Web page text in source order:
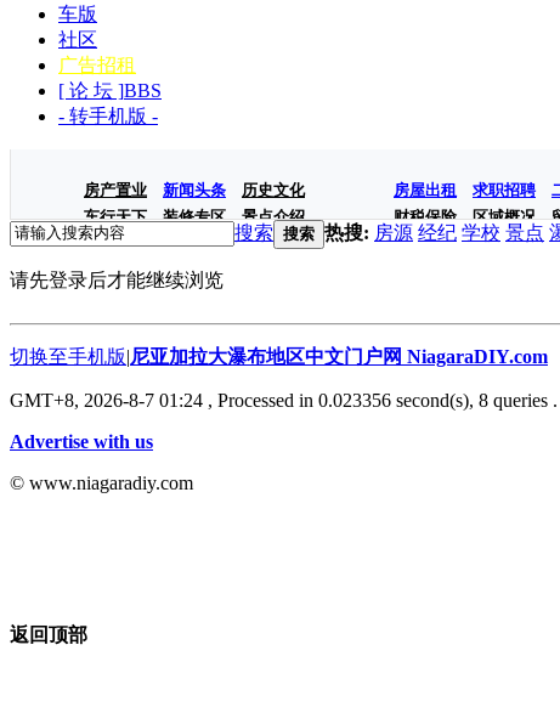
车版
社区
广告招租
[ 论 坛 ]BBS
- 转手机版 -
房产置业 新闻头条
历史文化
车行天下
装修专区 景点介绍
房屋出租 求职招聘
财税保险
区域概况
搜索 搜索 热搜: 房源 经纪 学校 景点
请先登录后才能继续浏览
切换至手机版|尼亚加拉大瀑布地区中文门户网 NiagaraDIY.com
GMT+8, 2026-8-7 01:24 , Processed in 0.023356 second(s), 8 queries .
Advertise with us
© www.niagaradiy.com
返回顶部